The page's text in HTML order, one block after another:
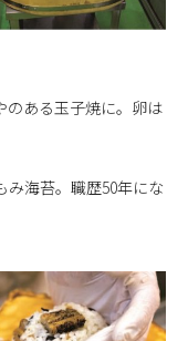
のある玉子焼に。卵は
み海苔。職歴50年にな